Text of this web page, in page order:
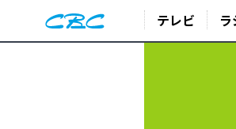
テレビ